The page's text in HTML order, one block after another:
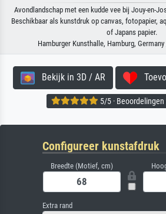
Avondlandschap met een kudde vee bij Jouy-en-
Beschikbaar als kunstdruk op canvas, fotopapier,
of Japans papier.
Hamburger Kunsthalle, Hamburg,
Bekijk in 3D / AR
5/5 ·
Configureer kunstafdruk
Breedte (Motief, cm)
Extra rand